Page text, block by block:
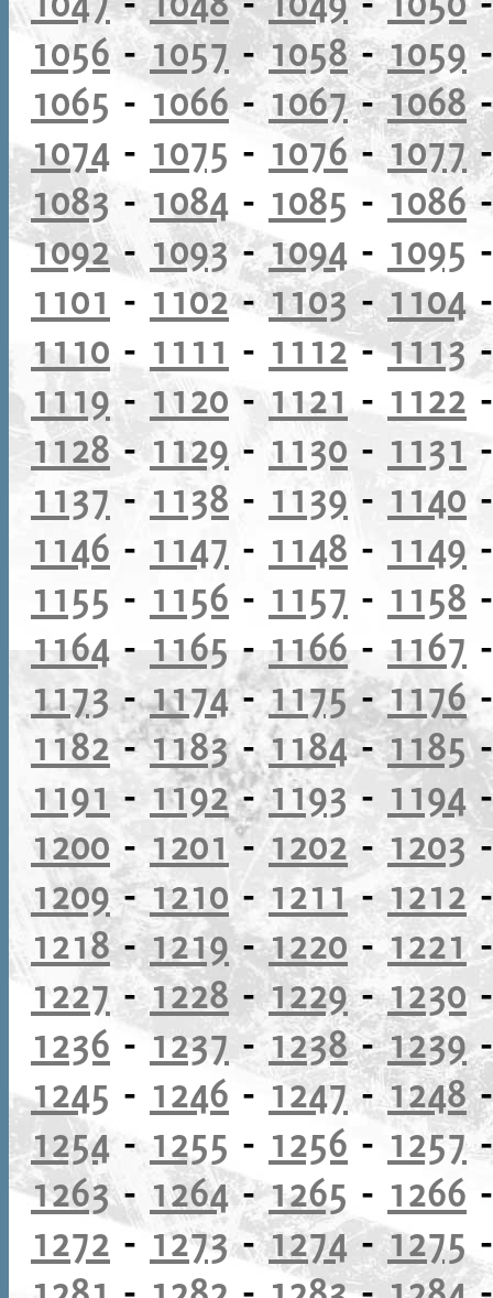
1056 -1057 -1058-1059
1065 - 1066-1067-1068
1074 - 1075 - 1076-1077
1083- 1084 - 1085 - 1086
1092- 1093-1094 - 1095
1101 - 1102-1103- 1104
1110 - 1111 - 1112-1113
1119 - 1120 - 1121 - 1122
1128- 1129 - 1130 - 1131
1137 - 1138 - 1139 - 1140
1146 - 1147 - 1148 - 1149
1155 - 1156 - 1157 - 1158
1164 - 1165 - 1166- 1167
1173-1174-1175-1176
1182-1183-1184-1185
1191 - 1192-1193 - 1194
1200 - 1201 - 1202-1203
1209-1210 - 1211-1212
1218-1219-1220 -1221
1227 -1228-1229-1230
1236 -1237 -1238-1239
1245 - 1246 - 1247-1248
1254- 1255 - 1256 - 1257
1263- 1264-1265 - 1266
1272 - 1273-1274-1275